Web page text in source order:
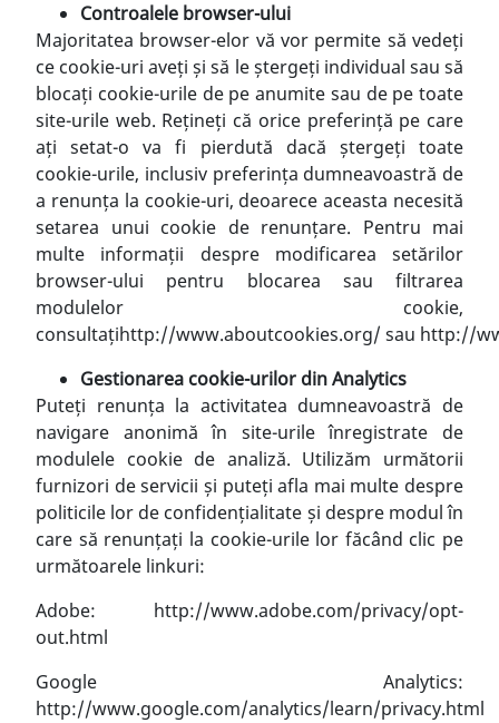
Controalele browser-ului
Majoritatea browser-elor vă vor permite să vedeți
ce cookie-uri aveți și să le ștergeți individual sau să
blocați cookie-urile de pe anumite sau de pe toate
site-urile web. Rețineți că orice preferință pe care
ați setat-o va fi pierdută dacă ștergeți toate
cookie-urile, inclusiv preferința dumneavoastră de
a renunța la cookie-uri, deoarece aceasta necesită
setarea unui cookie de renunțare. Pentru mai
multe informații despre modificarea setărilor
browser-ului pentru blocarea sau filtrarea
modulelor cookie,
consultațihttp://www.aboutcookies.org/ sau http://
Gestionarea cookie-urilor din Analytics
Puteți renunța la activitatea dumneavoastră de
navigare anonimă în site-urile înregistrate de
modulele cookie de analiză. Utilizăm următorii
furnizori de servicii și puteți afla mai multe despre
politicile lor de confidențialitate și despre modul în
care să renunțați la cookie-urile lor făcând clic pe
următoarele linkuri:
Adobe: http://www.adobe.com/privacy/opt-
out.html
Google Analytics:
http://www.google.com/analytics/learn/privacy.html